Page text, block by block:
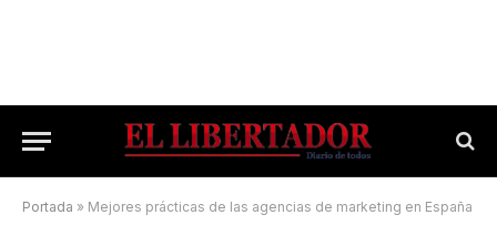
Portada » Mejores prácticas de las agencias de marketing en España